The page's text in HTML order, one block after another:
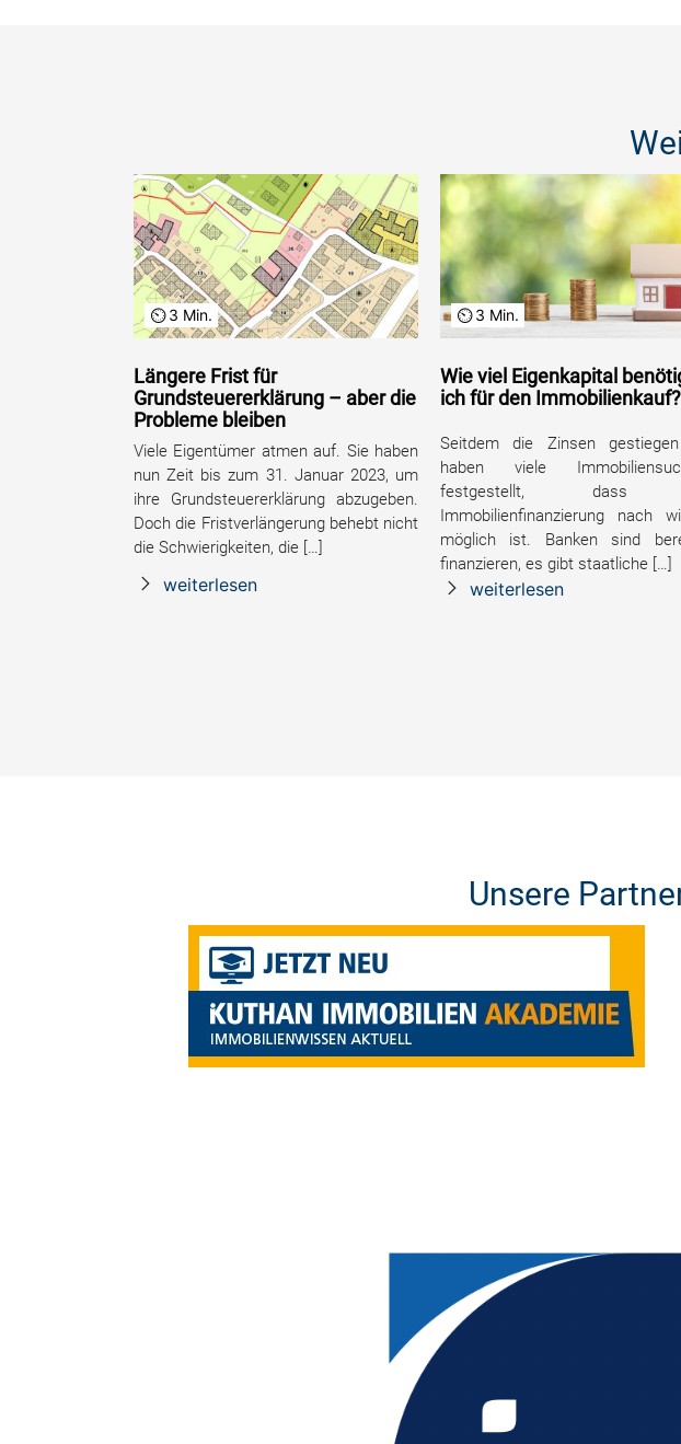
3 Min.
Längere Frist für
Grundsteuererklärung – aber die
Probleme bleiben
Viele Eigentümer atmen auf. Sie haben
nun Zeit bis zum 31. Januar 2023, um
ihre Grundsteuererklärung abzugeben.
Doch die Fristverlängerung behebt nicht
die Schwierigkeiten, die […]
weiterlesen
3 Min.
Wie viel Eigenkapital
ich für den Immobilienkauf?
Seitdem die Zinsen
haben viele
festgestellt, dass
Immobilienfinanzierung nach
möglich ist. Banken sind
finanzieren, es gibt staatliche […]
weiterlesen
Unsere